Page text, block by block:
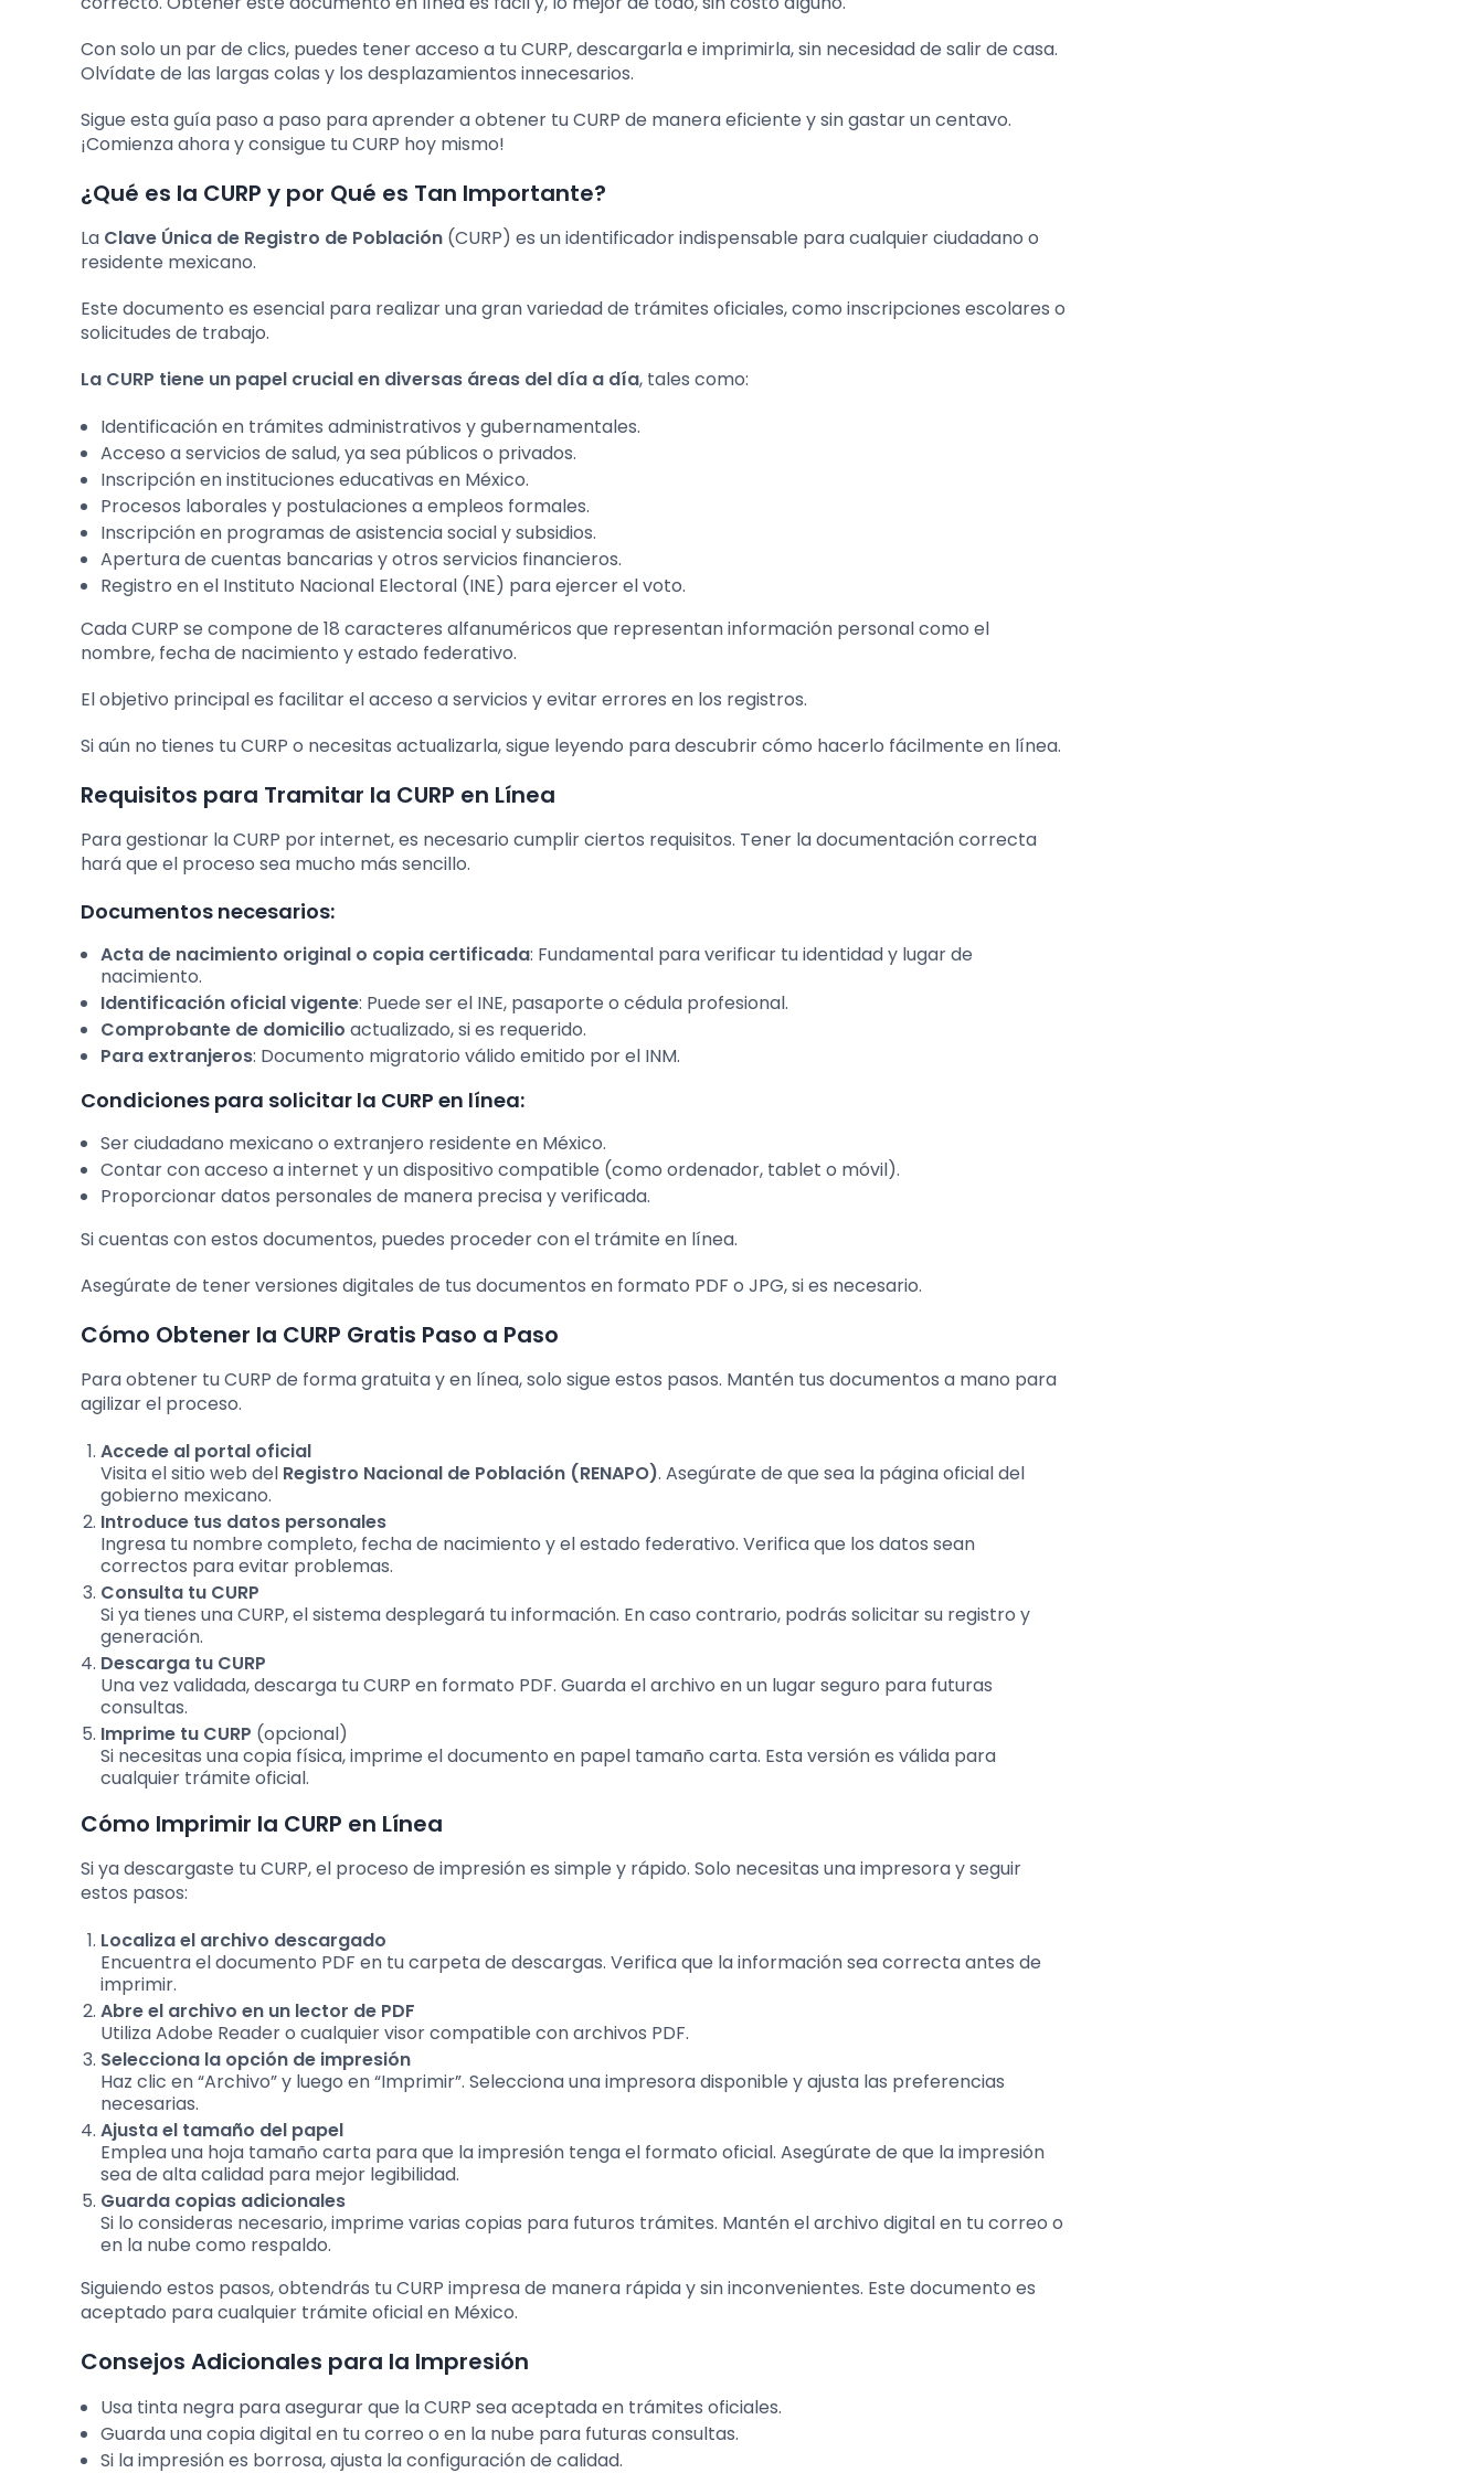
Con solo un par de clics, puedes tener acceso a tu CURP, descargarla e imprimirla, sin necesidad de salir de casa.
Olvídate de las largas colas y los desplazamientos innecesarios.
Sigue esta guía paso a paso para aprender a obtener tu CURP de manera eficiente y sin gastar un centavo.
¡Comienza ahora y consigue tu CURP hoy mismo!
¿Qué es la CURP y por Qué es Tan Importante?
La Clave Única de Registro de Población (CURP) es un identificador indispensable para cualquier ciudadano o
residente mexicano.
Este documento es esencial para realizar una gran variedad de trámites oficiales, como inscripciones escolares o
solicitudes de trabajo.
La CURP tiene un papel crucial en diversas áreas del día a día, tales como:
Identificación en trámites administrativos y gubernamentales.
Acceso a servicios de salud, ya sea públicos o privados.
Inscripción en instituciones educativas en México.
Procesos laborales y postulaciones a empleos formales.
Inscripción en programas de asistencia social y subsidios.
Apertura de cuentas bancarias y otros servicios financieros.
Registro en el Instituto Nacional Electoral (INE) para ejercer el voto.
Cada CURP se compone de 18 caracteres alfanuméricos que representan información personal como el
nombre, fecha de nacimiento y estado federativo.
El objetivo principal es facilitar el acceso a servicios y evitar errores en los registros.
Si aún no tienes tu CURP o necesitas actualizarla, sigue leyendo para descubrir cómo hacerlo fácilmente en línea.
Requisitos para Tramitar la CURP en Línea
Para gestionar la CURP por internet, es necesario cumplir ciertos requisitos. Tener la documentación correcta
hará que el proceso sea mucho más sencillo.
Documentos necesarios:
Acta de nacimiento original o copia certificada: Fundamental para verificar tu identidad y lugar de
nacimiento.
Identificación oficial vigente: Puede ser el INE, pasaporte o cédula profesional.
Comprobante de domicilio actualizado, si es requerido.
Para extranjeros: Documento migratorio válido emitido por el INM.
Condiciones para solicitar la CURP en línea:
Ser ciudadano mexicano o extranjero residente en México.
Contar con acceso a internet y un dispositivo compatible (como ordenador, tablet o móvil).
Proporcionar datos personales de manera precisa y verificada.
Si cuentas con estos documentos, puedes proceder con el trámite en línea.
Asegúrate de tener versiones digitales de tus documentos en formato PDF o JPG, si es necesario.
Cómo Obtener la CURP Gratis Paso a Paso
Para obtener tu CURP de forma gratuita y en línea, solo sigue estos pasos. Mantén tus documentos a mano para
agilizar el proceso.
Accede al portal oficial
Visita el sitio web del Registro Nacional de Población (RENAPO). Asegúrate de que sea la página oficial del
gobierno mexicano.
Introduce tus datos personales
Ingresa tu nombre completo, fecha de nacimiento y el estado federativo. Verifica que los datos sean
correctos para evitar problemas.
Consulta tu CURP
Si ya tienes una CURP, el sistema desplegará tu información. En caso contrario, podrás solicitar su registro y
generación.
Descarga tu CURP
Una vez validada, descarga tu CURP en formato PDF. Guarda el archivo en un lugar seguro para futuras
consultas.
Imprime tu CURP (opcional)
Si necesitas una copia física, imprime el documento en papel tamaño carta. Esta versión es válida para
cualquier trámite oficial.
Cómo Imprimir la CURP en Línea
Si ya descargaste tu CURP, el proceso de impresión es simple y rápido. Solo necesitas una impresora y seguir
estos pasos:
Localiza el archivo descargado
Encuentra el documento PDF en tu carpeta de descargas. Verifica que la información sea correcta antes de
imprimir.
Abre el archivo en un lector de PDF
Utiliza Adobe Reader o cualquier visor compatible con archivos PDF.
Selecciona la opción de impresión
Haz clic en “Archivo” y luego en “Imprimir”. Selecciona una impresora disponible y ajusta las preferencias
necesarias.
Ajusta el tamaño del papel
Emplea una hoja tamaño carta para que la impresión tenga el formato oficial. Asegúrate de que la impresión
sea de alta calidad para mejor legibilidad.
Guarda copias adicionales
Si lo consideras necesario, imprime varias copias para futuros trámites. Mantén el archivo digital en tu correo o
en la nube como respaldo.
Siguiendo estos pasos, obtendrás tu CURP impresa de manera rápida y sin inconvenientes. Este documento es
aceptado para cualquier trámite oficial en México.
Consejos Adicionales para la Impresión
Usa tinta negra para asegurar que la CURP sea aceptada en trámites oficiales.
Guarda una copia digital en tu correo o en la nube para futuras consultas.
Si la impresión es borrosa, ajusta la configuración de calidad.